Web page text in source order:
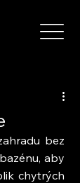
bez
aby
chytrých